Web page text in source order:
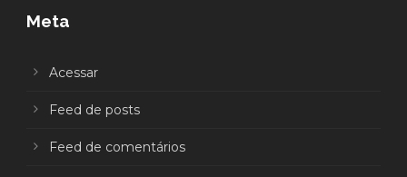
Meta
Acessar
Feed de posts
Feed de comentários